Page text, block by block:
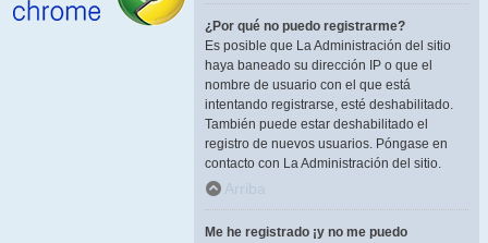
¿Por qué no puedo registrarme?
Es posible que La Administración del sitio
haya baneado su dirección IP o que el
nombre de usuario con el que está
intentando registrarse, esté deshabilitado.
También puede estar deshabilitado el
registro de nuevos usuarios. Póngase en
contacto con La Administración del sitio.
Arriba
Me he registrado ¡y no me puedo